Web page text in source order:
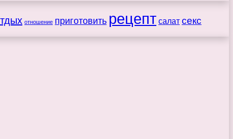
отношение приготовить рецепт салат секс